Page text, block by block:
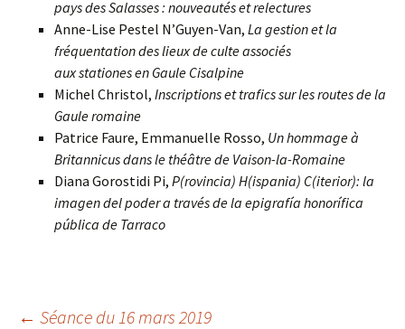
pays des Salasses : nouveautés et relectures
Anne-Lise Pestel N’Guyen-Van, La gestion et la
fréquentation des lieux de culte associés
aux stationes en Gaule Cisalpine
Michel Christol, Inscriptions et trafics sur les routes de la
Gaule romaine
Patrice Faure, Emmanuelle Rosso, Un hommage à
Britannicus dans le théâtre de Vaison-la-Romaine
Diana Gorostidi Pi, P(rovincia) H(ispania) C(iterior): la
imagen del poder a través de la epigrafía honorífica
pública de Tarraco
← Séance du 16 mars 2019